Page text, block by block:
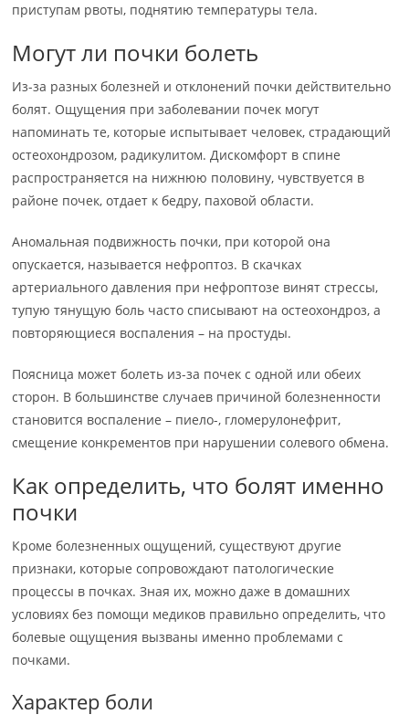
приступам рвоты, поднятию температуры тела.
Могут ли почки болеть
Из-за разных болезней и отклонений почки действительно
болят. Ощущения при заболевании почек могут
напоминать те, которые испытывает человек, страдающий
остеохондрозом, радикулитом. Дискомфорт в спине
распространяется на нижнюю половину, чувствуется в
районе почек, отдает к бедру, паховой области.
Аномальная подвижность почки, при которой она
опускается, называется нефроптоз. В скачках
артериального давления при нефроптозе винят стрессы,
тупую тянущую боль часто списывают на остеохондроз, а
повторяющиеся воспаления – на простуды.
Поясница может болеть из-за почек с одной или обеих
сторон. В большинстве случаев причиной болезненности
становится воспаление – пиело-, гломерулонефрит,
смещение конкрементов при нарушении солевого обмена.
Как определить, что болят именно
почки
Кроме болезненных ощущений, существуют другие
признаки, которые сопровождают патологические
процессы в почках. Зная их, можно даже в домашних
условиях без помощи медиков правильно определить, что
болевые ощущения вызваны именно проблемами с
почками.
Характер боли